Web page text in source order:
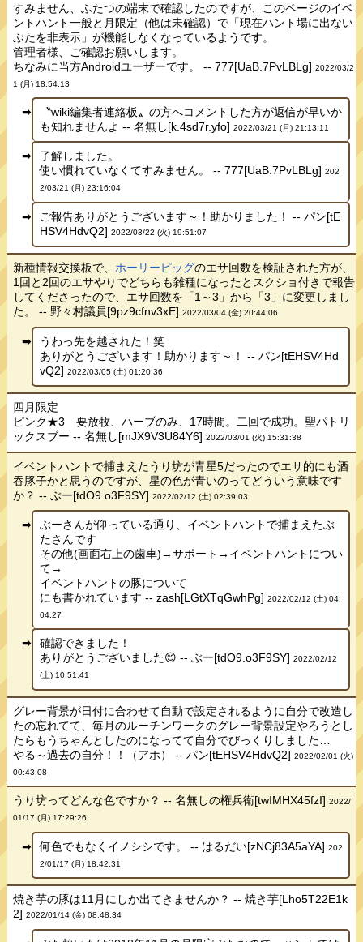
すみません、ふたつの端末で確認したのですが、このページのイベ
ントハント一般と月限定（他は未確認）で「現在ハント場に出ない
ぶたを非表示」が機能しなくなっているようです。
管理者様、ご確認お願いします。
ちなみに当方Androidユーザーです。 -- 777[UaB.7PvLBLg]2022/03/2
1 (月) 18:54:13
〝wiki編集者連絡板〟の方へコメントした方が返信が早いか
も知れませんよ -- 名無し[k.4sd7r.yfo] 2022/03/21 (月) 21:13:11
了解しました。
使い慣れていなくてすみません。 -- 777[UaB.7PvLBLg] 202
2/03/21 (月) 23:16:04
ご報告ありがとうございます～！助かりました！ -- パン[tE
HSV4HdvQ2] 2022/03/22 (火) 19:51:07
新種情報交換板で、ホーリーピッグのエサ回数を検証された方が、
1回と2回のエサやりでどちらも雑種になったとスクショ付きで報告
してくださったので、エサ回数を「1～3」から「3」に変更しまし
た。 -- 野々村議員[9pz9cfnv3xE]2022/03/04 (金) 20:44:06
うわっ先を越された！笑
ありがとうございます！助かります～！ -- パン[tEHSV4Hd
vQ2] 2022/03/05 (土) 01:20:36
四月限定
ピンク★3 要放牧、ハーブのみ、17時間。二回で成功。聖パトリ
ックスブー -- 名無し[mJX9V3U84Y6]2022/03/01 (火) 15:31:38
イベントハントで捕まえたうり坊が青星5だったのでエサ的にも酒
吞豚子かと思うのですが、星の色が青いのってどういう意味です
か？ -- ぶー[tdO9.o3F9SY]2022/02/12 (土) 02:39:03
ぶーさんが仰っている通り、イベントハントで捕まえたぶ
たさんです
その他(画面右上の歯車)→サポート→イベントハントについ
て→
イベントハントの豚について
にも書かれています -- zash[LGtXTqGwhPg] 2022/02/12 (土) 04:
04:27
確認できました！
ありがとうございました😊 -- ぶー[tdO9.o3F9SY] 2022/02/12
(土) 10:51:41
グレー背景が日付に合わせて自動で設定されるように自分で改造し
たの忘れてて、毎月のルーチンワークのグレー背景設定やろうとし
たらもうちゃんとしたのになってて自分でびっくりしました…
やる～過去の自分！！（アホ） -- パン[tEHSV4HdvQ2]2022/02/01 (火)
00:43:08
うり坊ってどんな色ですか？ -- 名無しの権兵衛[twIMHX45fzI]2022/
01/17 (月) 17:29:26
何色でもなくイノシシです。 -- はるだい[zNCj83A5aYA] 202
2/01/17 (月) 18:42:31
焼き芋の豚は11月にしか出てきませんか？ -- 焼き芋[Lho5T22E1k
2]2022/01/14 (金) 08:48:34